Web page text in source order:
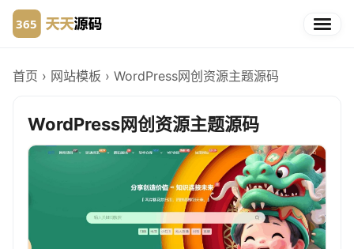
首页 › 网站模板 › WordPress网创资源主题源码
WordPress网创资源主题源码